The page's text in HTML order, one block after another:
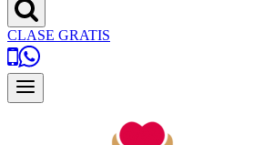
CLASE GRATIS